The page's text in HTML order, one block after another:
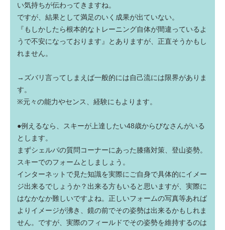
い気持ちが伝わってきますね。
ですが、結果として満足のいく成果が出ていない。
『もしかしたら根本的なトレーニング自体が間違っているよ
うで不安になっております』とありますが、正直そうかもし
れません。
→ズバリ言ってしまえば一般的には自己流には限界がありま
す。
※元々の能力やセンス、経験にもよります。
●例えるなら、スキーが上達したい48歳からびなさんがいる
とします。
まずシェルパの質問コーナーにあった膝痛対策、登山姿勢。
スキーでのフォームとしましょう。
インターネットで見た知識を実際にご自身で具体的にイメー
ジ出来るでしょうか？出来る方もいると思いますが、実際に
はなかなか難しいですよね。正しいフォームの写真等あれば
よりイメージが沸き、鏡の前でその姿勢は出来るかもしれま
せん。ですが、実際のフィールドでその姿勢を維持するのは